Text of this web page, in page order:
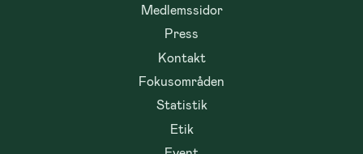
Medlemssidor
Press
Kontakt
Fokusområden
Statistik
Etik